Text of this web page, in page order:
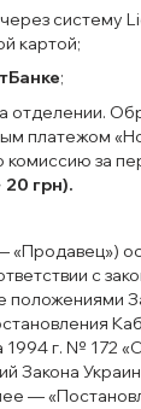
систему
картой;
;
отделении.
платежом
комиссию за
грн).
с
положениями
1994 г. № 172
Закона
—